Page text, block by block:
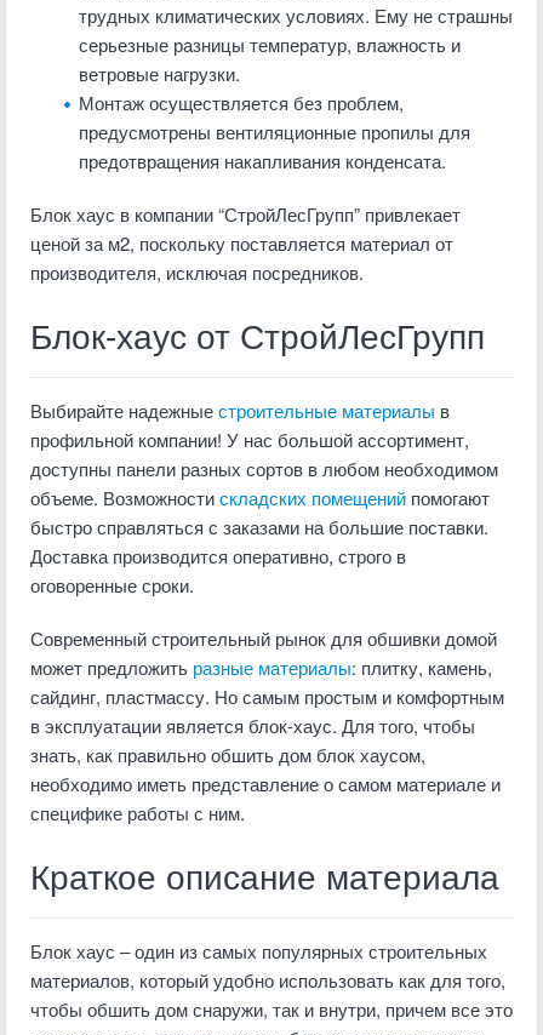
трудных климатических условиях. Ему не страшны
серьезные разницы температур, влажность и
ветровые нагрузки.
Монтаж осуществляется без проблем,
предусмотрены вентиляционные пропилы для
предотвращения накапливания конденсата.
Блок хаус в компании “СтройЛесГрупп” привлекает
ценой за м2, поскольку поставляется материал от
производителя, исключая посредников.
Блок-хаус от СтройЛесГрупп
Выбирайте надежныестроительные материалы в
профильной компании! У нас большой ассортимент,
доступны панели разных сортов в любом необходимом
объеме. Возможностискладских помещений помогают
быстро справляться с заказами на большие поставки.
Доставка производится оперативно, строго в
оговоренные сроки.
Современный строительный рынок для обшивки домой
может предложить разные материалы: плитку, камень,
сайдинг, пластмассу. Но самым простым и комфортным
в эксплуатации является блок-хаус. Для того, чтобы
знать, как правильно обшить дом блок хаусом,
необходимо иметь представление о самом материале и
специфике работы с ним.
Краткое описание материала
Блок хаус – один из самых популярных строительных
материалов, который удобно использовать как для того,
чтобы обшить дом снаружи, так и внутри, причем все это